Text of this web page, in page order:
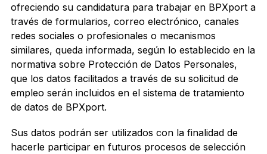
ofreciendo su candidatura para trabajar en BPXport a
través de formularios, correo electrónico, canales
redes sociales o profesionales o mecanismos
similares, queda informada, según lo establecido en la
normativa sobre Protección de Datos Personales,
que los datos facilitados a través de su solicitud de
empleo serán incluidos en el sistema de tratamiento
de datos de BPXport.
Sus datos podrán ser utilizados con la finalidad de
hacerle participar en futuros procesos de selección